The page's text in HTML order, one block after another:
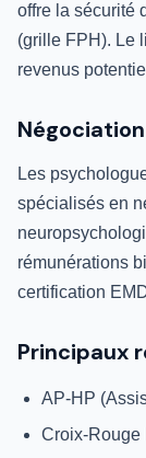
offre la sécurité
(grille FPH). Le
revenus
Les
spécialisés en
rémunérations
certification
Principaux
AP-HP
Croix-Rouge